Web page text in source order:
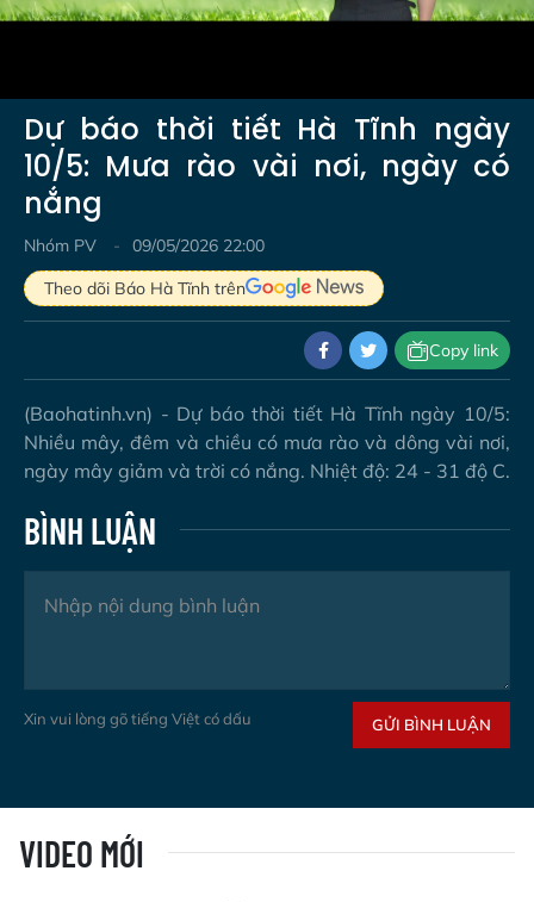
Video
Dự báo thời tiết Hà Tĩnh ngày
10/5: Mưa rào vài nơi, ngày có
nắng
Nhóm PV
09/05/2026 22:00
Theo dõi Báo Hà Tĩnh trên
Copy link
(Baohatinh.vn) - Dự báo thời tiết Hà Tĩnh ngày 10/5:
Nhiều mây, đêm và chiều có mưa rào và dông vài nơi,
ngày mây giảm và trời có nắng. Nhiệt độ: 24 - 31 độ C.
BÌNH LUẬN
Xin vui lòng gõ tiếng Việt có dấu GỬI BÌNH LUẬN
VIDEO MỚI